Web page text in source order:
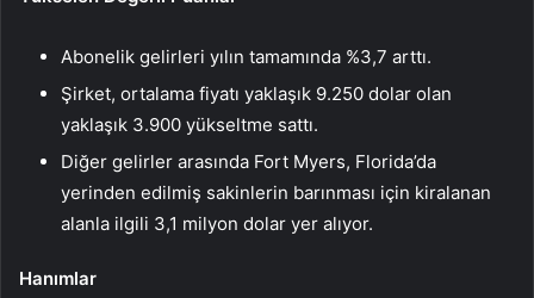
Abonelik gelirleri yılın tamamında %3,7 arttı.
Şirket, ortalama fiyatı yaklaşık 9.250 dolar olan
yaklaşık 3.900 yükseltme sattı.
Diğer gelirler arasında Fort Myers, Florida’da
yerinden edilmiş sakinlerin barınması için kiralanan
alanla ilgili 3,1 milyon dolar yer alıyor.
Hanımlar